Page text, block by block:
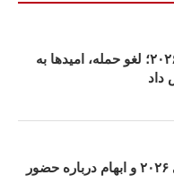
ترامپ و ایران ۲۰۲۶؛ لغو حمله، امیدها به
داد
مجتبی خامنه‌ای ۲۰۲۶ و ابهام درباره حضور